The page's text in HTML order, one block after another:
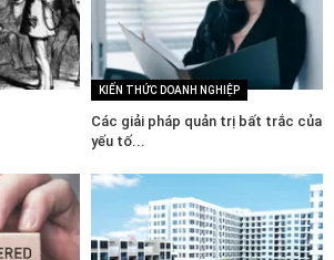
KIẾN THỨC DOANH NGHIỆP
Các giải pháp quản trị bất trắc của
yếu tố...